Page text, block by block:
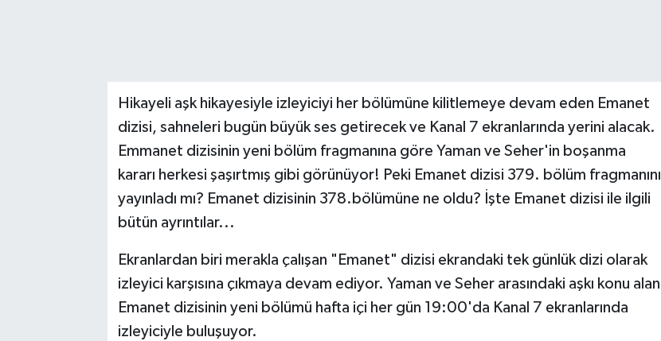
Hikayeli aşk hikayesiyle izleyiciyi her bölümüne kilitlemeye devam eden Emanet
dizisi, sahneleri bugün büyük ses getirecek ve Kanal 7 ekranlarında yerini alacak.
Emmanet dizisinin yeni bölüm fragmanına göre Yaman ve Seher'in boşanma
kararı herkesi şaşırtmış gibi görünüyor! Peki Emanet dizisi 379. bölüm fragmanını
yayınladı mı? Emanet dizisinin 378.bölümüne ne oldu? İşte Emanet dizisi ile ilgili
bütün ayrıntılar...
Ekranlardan biri merakla çalışan "Emanet" dizisi ekrandaki tek günlük dizi olarak
izleyici karşısına çıkmaya devam ediyor. Yaman ve Seher arasındaki aşkı konu alan
Emanet dizisinin yeni bölümü hafta içi her gün 19:00'da Kanal 7 ekranlarında
izleyiciyle buluşuyor.
KÜLTÜR SANAT